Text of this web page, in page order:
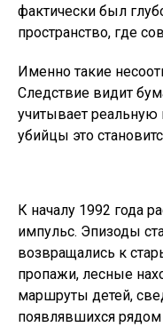
фактически был
пространство, где
Именно такие
Следствие видит
учитывает реальную
убийцы это
К началу 1992 года
импульс. Эпизоды
возвращались к
пропажи, лесные
маршруты детей,
появлявшихся рядом